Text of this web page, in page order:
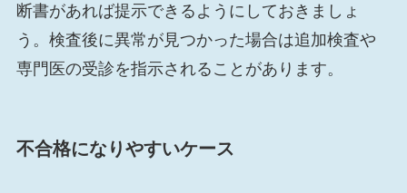
断書があれば提示できるようにしておきましょ
う。検査後に異常が見つかった場合は追加検査や
専門医の受診を指示されることがあります。
不合格になりやすいケース